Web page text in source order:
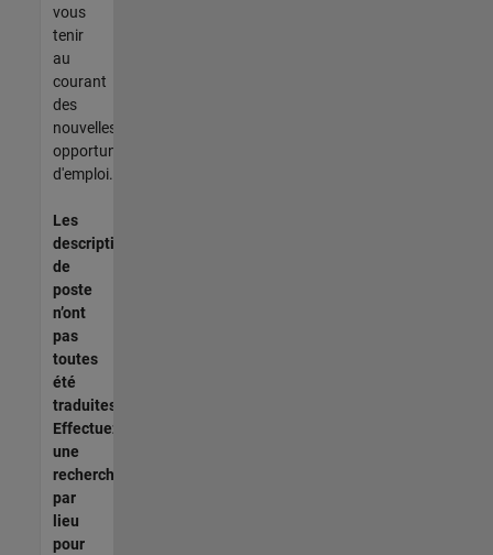
vous
tenir
au
courant
des
nouvelles
opportunités
d'emploi.
Les
descriptions
de
poste
n’ont
pas
toutes
été
traduites.
Effectuez
une
recherche
par
lieu
pour